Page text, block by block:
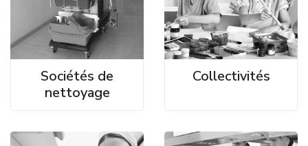
Sociétés de
nettoyage
Collectivités